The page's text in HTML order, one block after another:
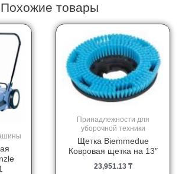
Похожие товары
Принадлежности для
уборочной техники
Щетка Biemmedue
Ковровая щетка на 13″
23,951.13 ₸